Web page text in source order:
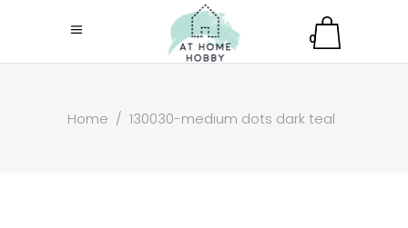
0
Home / 130030-medium dots dark teal